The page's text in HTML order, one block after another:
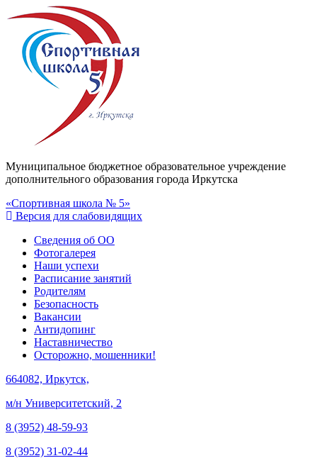
Муниципальное бюджетное образовательное учреждение
дополнительного образования города Иркутска
«Спортивная школа № 5»
Версия для слабовидящих
Сведения об ОО
Фотогалерея
Наши успехи
Расписание занятий
Родителям
Безопасность
Вакансии
Антидопинг
Наставничество
Осторожно, мошенники!
664082, Иркутск,
м/н Университетский, 2
8 (3952) 48-59-93
8 (3952) 31-02-44